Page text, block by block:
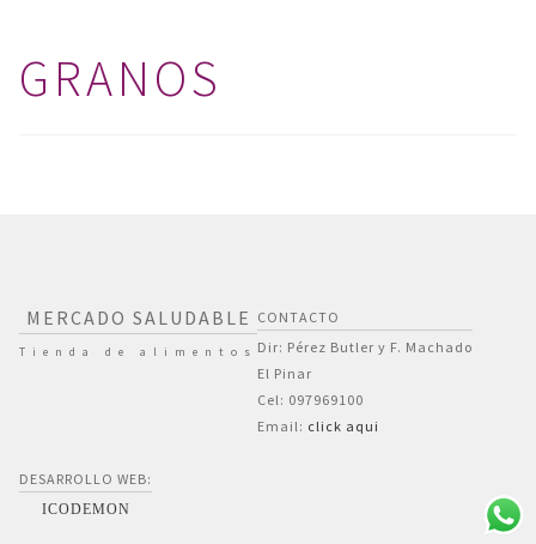
GRANOS
MERCADO SALUDABLE
Tienda de alimentos
CONTACTO
Dir: Pérez Butler y F. Machado
El Pinar
Cel: 097969100
Email: click aqui
DESARROLLO WEB:
ICODEMON